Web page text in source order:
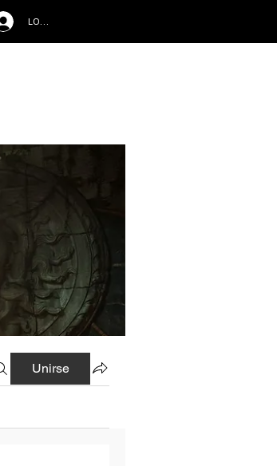
LOG IN
Unirse